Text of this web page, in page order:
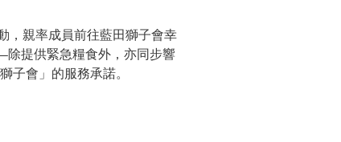
，親率成員前往藍田獅子會幸
提供緊急糧食外，亦同步響
會」的服務承諾。